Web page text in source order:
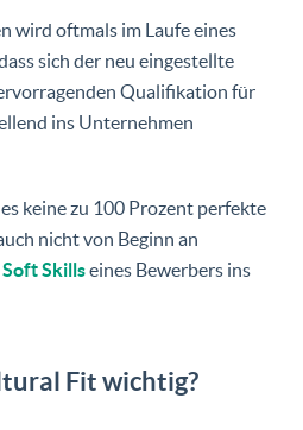
wird oftmals im Laufe eines
sich der neu eingestellte
Qualifikation für
ins Unternehmen
keine zu 100 Prozent perfekte
nicht von Beginn an
Soft Skillseines Bewerbers ins
Fit wichtig?